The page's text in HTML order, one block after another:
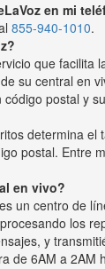
en mi
855-940-1010.
que facilita
su central en
postal y
determina el
postal. Entre
en vivo?
un centro de
los
y
de 6AM a 2AM